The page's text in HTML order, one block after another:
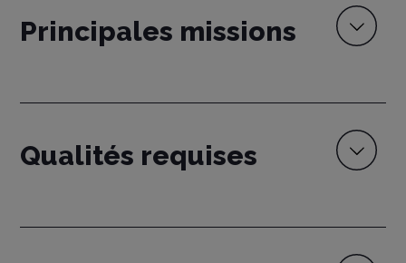
Principales missions
Qualités requises